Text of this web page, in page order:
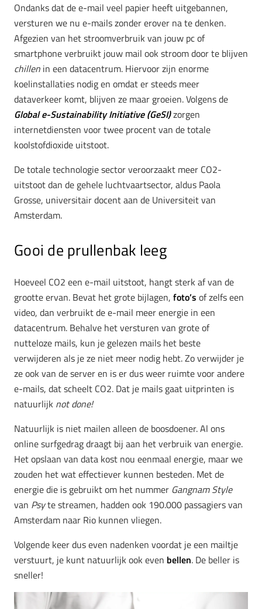
Ondanks dat de e-mail veel papier heeft uitgebannen,
versturen we nu e-mails zonder erover na te denken.
Afgezien van het stroomverbruik van jouw pc of
smartphone verbruikt jouw mail ook stroom door te blijven
chillen in een datacentrum. Hiervoor zijn enorme
koelinstallaties nodig en omdat er steeds meer
dataverkeer komt, blijven ze maar groeien. Volgens de
Global e-Sustainability Initiative (GeSI)zorgen
internetdiensten voor twee procent van de totale
koolstofdioxide uitstoot.
De totale technologie sector veroorzaakt meer CO2-
uitstoot dan de gehele luchtvaartsector, aldus Paola
Grosse, universitair docent aan de Universiteit van
Amsterdam.
Gooi de prullenbak leeg
Hoeveel CO2 een e-mail uitstoot, hangt sterk af van de
grootte ervan. Bevat het grote bijlagen, foto’s of zelfs een
video, dan verbruikt de e-mail meer energie in een
datacentrum. Behalve het versturen van grote of
nutteloze mails, kun je gelezen mails het beste
verwijderen als je ze niet meer nodig hebt. Zo verwijder je
ze ook van de server en is er dus weer ruimte voor andere
e-mails, dat scheelt CO2. Dat je mails gaat uitprinten is
natuurlijk not done!
Natuurlijk is niet mailen alleen de boosdoener. Al ons
online surfgedrag draagt bij aan het verbruik van energie.
Het opslaan van data kost nou eenmaal energie, maar we
zouden het wat effectiever kunnen besteden. Met de
energie die is gebruikt om het nummer Gangnam Style
van Psyte streamen, hadden ook 190.000 passagiers van
Amsterdam naar Rio kunnen vliegen.
Volgende keer dus even nadenken voordat je een mailtje
verstuurt, je kunt natuurlijk ook even bellen. De beller is
sneller!